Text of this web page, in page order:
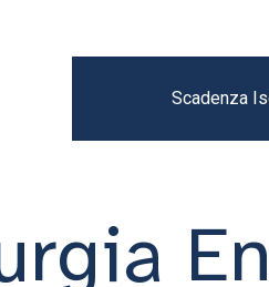
Scadenza